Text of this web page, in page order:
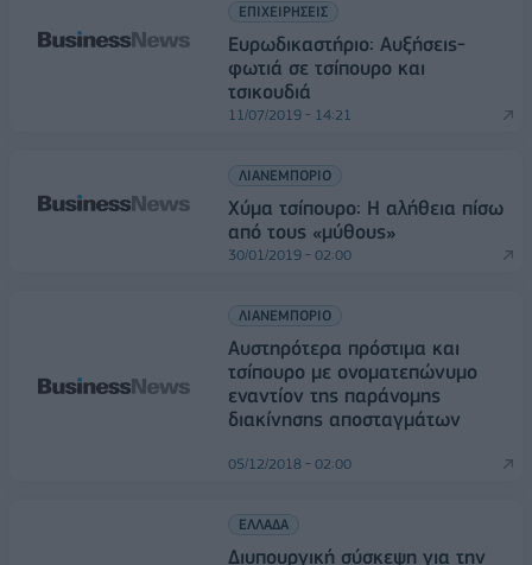
ΕΠΙΧΕΙΡΗΣΕΙΣ
Ευρωδικαστήριο: Αυξήσεις-
φωτιά σε τσίπουρο και
τσικουδιά
11/07/2019 - 14:21
ΛΙΑΝΕΜΠΟΡΙΟ
Χύμα τσίπουρο: Η αλήθεια πίσω
από τους «μύθους»
30/01/2019 - 02:00
ΛΙΑΝΕΜΠΟΡΙΟ
Αυστηρότερα πρόστιμα και
τσίπουρο με ονοματεπώνυμο
εναντίον της παράνομης
διακίνησης αποσταγμάτων
05/12/2018 - 02:00
ΕΛΛΑΔΑ
Διυπουργική σύσκεψη για την